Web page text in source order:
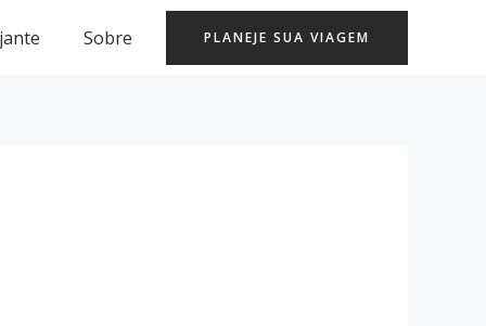
Sobre PLANEJE SUA VIAGEM